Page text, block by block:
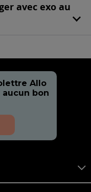
avec exo au
Allo
bon